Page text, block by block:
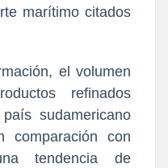
marítimo citados
el volumen
refinados
sudamericano
con
tendencia de